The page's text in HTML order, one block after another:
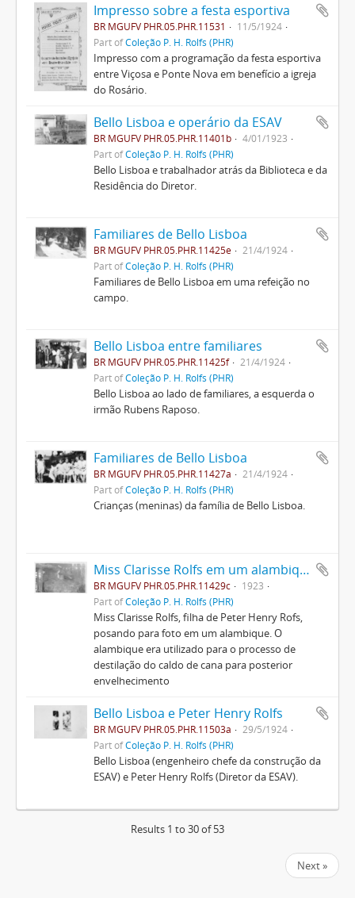
Impresso sobre a festa esportiva
BR MGUFV PHR.05.PHR.11531
11/5/1924
Part ofColeção P. H. Rolfs (PHR)
Impresso com a programação da festa esportiva
entre Viçosa e Ponte Nova em benefício a igreja
do Rosário.
Bello Lisboa e operário da ESAV
BR MGUFV PHR.05.PHR.11401b
4/01/1923
Part ofColeção P. H. Rolfs (PHR)
Bello Lisboa e trabalhador atrás da Biblioteca e da
Residência do Diretor.
Familiares de Bello Lisboa
BR MGUFV PHR.05.PHR.11425e
21/4/1924
Part ofColeção P. H. Rolfs (PHR)
Familiares de Bello Lisboa em uma refeição no
campo.
Bello Lisboa entre familiares
BR MGUFV PHR.05.PHR.11425f
21/4/1924
Part ofColeção P. H. Rolfs (PHR)
Bello Lisboa ao lado de familiares, a esquerda o
irmão Rubens Raposo.
Familiares de Bello Lisboa
BR MGUFV PHR.05.PHR.11427a
21/4/1924
Part ofColeção P. H. Rolfs (PHR)
Crianças (meninas) da família de Bello Lisboa.
Miss Clarisse Rolfs em um alambique
BR MGUFV PHR.05.PHR.11429c
1923
Part ofColeção P. H. Rolfs (PHR)
Miss Clarisse Rolfs, filha de Peter Henry Rofs,
posando para foto em um alambique. O
alambique era utilizado para o processo de
destilação do caldo de cana para posterior
envelhecimento
Bello Lisboa e Peter Henry Rolfs
BR MGUFV PHR.05.PHR.11503a
29/5/1924
Part ofColeção P. H. Rolfs (PHR)
Bello Lisboa (engenheiro chefe da construção da
ESAV) e Peter Henry Rolfs (Diretor da ESAV).
Results 1 to 30 of 53
Next »